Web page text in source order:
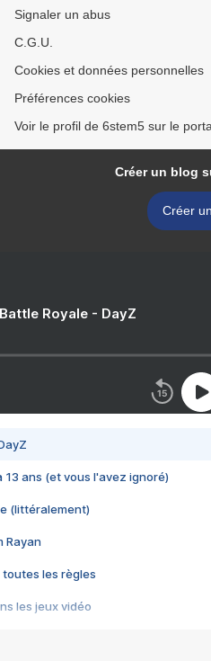
Signaler un abus
C.G.U.
Cookies et données personnelles
Préférences cookies
Voir le profil de 6stem5 sur le
Créer un blog
Créer
Royale - DayZ
13 ans (et vous l'avez ignoré)
(littéralement)
Rayan
toutes les règles
les jeux vidéo